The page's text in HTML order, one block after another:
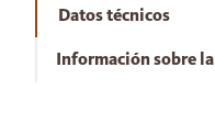
Datos técnicos
Información sobre